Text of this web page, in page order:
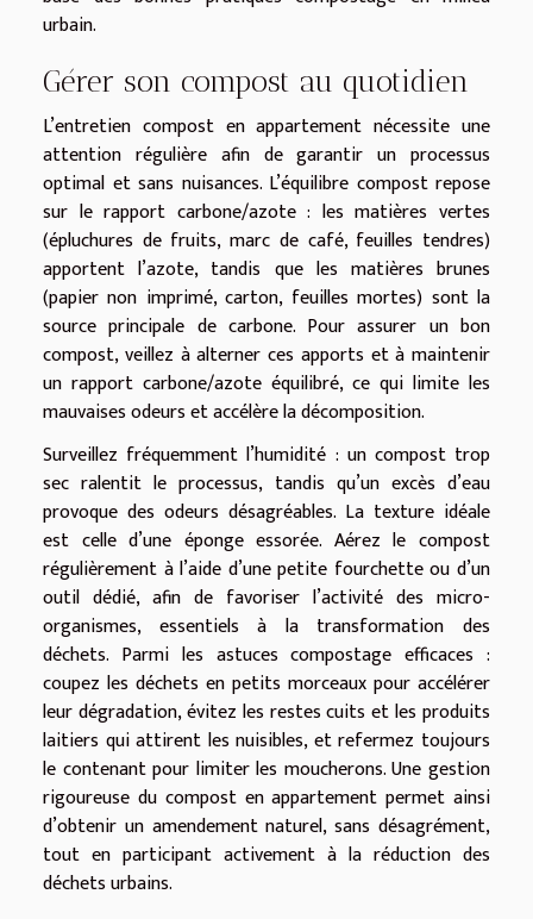
urbain.
Gérer son compost au quotidien
L’entretien compost en appartement nécessite une
attention régulière afin de garantir un processus
optimal et sans nuisances. L’équilibre compost repose
sur le rapport carbone/azote : les matières vertes
(épluchures de fruits, marc de café, feuilles tendres)
apportent l’azote, tandis que les matières brunes
(papier non imprimé, carton, feuilles mortes) sont la
source principale de carbone. Pour assurer un bon
compost, veillez à alterner ces apports et à maintenir
un rapport carbone/azote équilibré, ce qui limite les
mauvaises odeurs et accélère la décomposition.
Surveillez fréquemment l’humidité : un compost trop
sec ralentit le processus, tandis qu’un excès d’eau
provoque des odeurs désagréables. La texture idéale
est celle d’une éponge essorée. Aérez le compost
régulièrement à l’aide d’une petite fourchette ou d’un
outil dédié, afin de favoriser l’activité des micro-
organismes, essentiels à la transformation des
déchets. Parmi les astuces compostage efficaces :
coupez les déchets en petits morceaux pour accélérer
leur dégradation, évitez les restes cuits et les produits
laitiers qui attirent les nuisibles, et refermez toujours
le contenant pour limiter les moucherons. Une gestion
rigoureuse du compost en appartement permet ainsi
d’obtenir un amendement naturel, sans désagrément,
tout en participant activement à la réduction des
déchets urbains.